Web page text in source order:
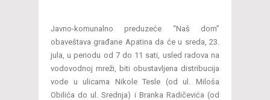
Javno-komunalno preduzeće “Naš dom”
obaveštava građane Apatina da će u sreda, 23.
jula, u periodu od 7 do 11 sati, usled radova na
vodovodnoj mreži, biti obustavljena distribucija
vode u ulicama Nikole Tesle (od ul. Miloša
Obilića do ul. Srednja) i Branka Radičevića (od